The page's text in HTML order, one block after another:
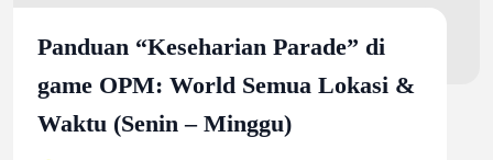
Panduan “Keseharian Parade” di
game OPM: World Semua Lokasi &
Waktu (Senin – Minggu)